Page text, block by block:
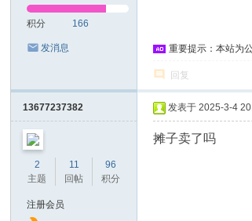
积分 166
发消息 重要提示：本站为
回复
13677237382
2
主题
11
回帖
96
积分
注册会员
发表于 2025-3-4
摊子卖了吗